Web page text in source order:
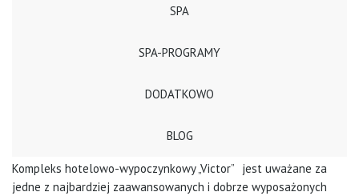
SPA
SPA-PROGRAMY
DODATKOWO
BLOG
Kompleks hotelowo-wypoczynkowy „Victor” jest uważane za
jedne z najbardziej zaawansowanych i dobrze wyposażonych